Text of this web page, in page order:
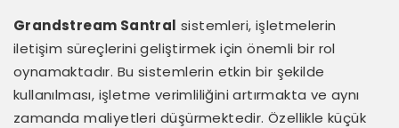
Grandstream Santral sistemleri, işletmelerin
iletişim süreçlerini geliştirmek için önemli bir rol
oynamaktadır. Bu sistemlerin etkin bir şekilde
kullanılması, işletme verimliliğini artırmakta ve aynı
zamanda maliyetleri düşürmektedir. Özellikle küçük